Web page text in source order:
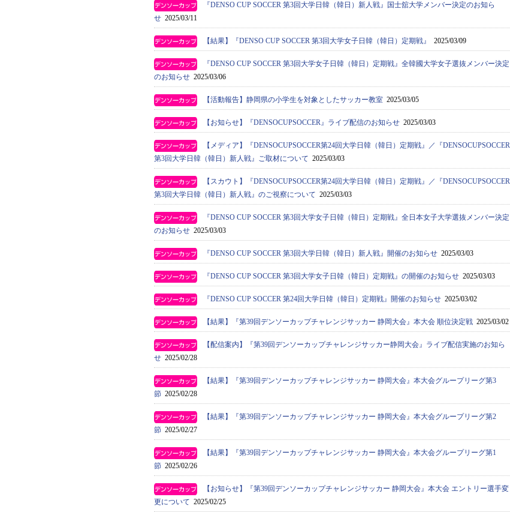
『DENSO CUP SOCCER 第3回大学日韓（韓日）新人戦』国士舘大学メンバー決定のお知ら
せ 2025/03/11
【結果】『DENSO CUP SOCCER 第3回大学女子日韓（韓日）定期戦』 2025/03/09
『DENSO CUP SOCCER 第3回大学女子日韓（韓日）定期戦』全韓國大学女子選抜メンバー決定
のお知らせ 2025/03/06
【活動報告】静岡県の小学生を対象としたサッカー教室 2025/03/05
【お知らせ】『DENSOCUPSOCCER』ライブ配信のお知らせ 2025/03/03
【メディア】『DENSOCUPSOCCER第24回大学日韓（韓日）定期戦』／『DENSOCUPSOCCER
第3回大学日韓（韓日）新人戦』ご取材について 2025/03/03
【スカウト】『DENSOCUPSOCCER第24回大学日韓（韓日）定期戦』／『DENSOCUPSOCCER
第3回大学日韓（韓日）新人戦』のご視察について 2025/03/03
『DENSO CUP SOCCER 第3回大学女子日韓（韓日）定期戦』全日本女子大学選抜メンバー決定
のお知らせ 2025/03/03
『DENSO CUP SOCCER 第3回大学日韓（韓日）新人戦』開催のお知らせ 2025/03/03
『DENSO CUP SOCCER 第3回大学女子日韓（韓日）定期戦』の開催のお知らせ 2025/03/03
『DENSO CUP SOCCER 第24回大学日韓（韓日）定期戦』開催のお知らせ 2025/03/02
【結果】『第39回デンソーカップチャレンジサッカー 静岡大会』本大会 順位決定戦 2025/03/02
【配信案内】『第39回デンソーカップチャレンジサッカー静岡大会』ライブ配信実施のお知ら
せ 2025/02/28
【結果】『第39回デンソーカップチャレンジサッカー 静岡大会』本大会グループリーグ第3
節 2025/02/28
【結果】『第39回デンソーカップチャレンジサッカー 静岡大会』本大会グループリーグ第2
節 2025/02/27
【結果】『第39回デンソーカップチャレンジサッカー 静岡大会』本大会グループリーグ第1
節 2025/02/26
【お知らせ】『第39回デンソーカップチャレンジサッカー 静岡大会』本大会 エントリー選手変
更について 2025/02/25